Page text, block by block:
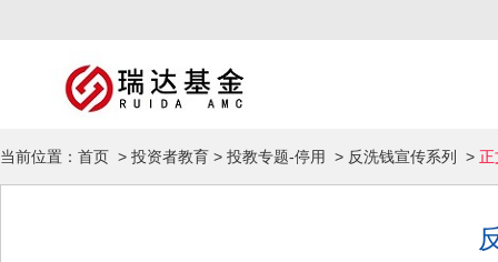
当前位置： 首页 > 投资者教育 > 投教专题-停用 > 反洗钱宣传系列 > 正